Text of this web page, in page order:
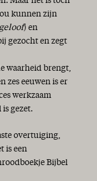
kunnen zijn
geloof) en
gezocht en zegt
waarheid brengt,
zes eeuwen is er
werkzaam
gezet.
overtuiging,
is een
Bijbel